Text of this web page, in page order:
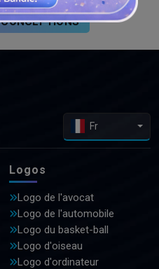
Fr
Logos
Logo de l'avocat
Logo de l'automobile
Logo du basket-ball
Logo d'oiseau
Logo d'ordinateur